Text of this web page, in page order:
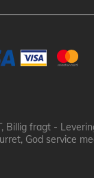
Billig fragt -
God service